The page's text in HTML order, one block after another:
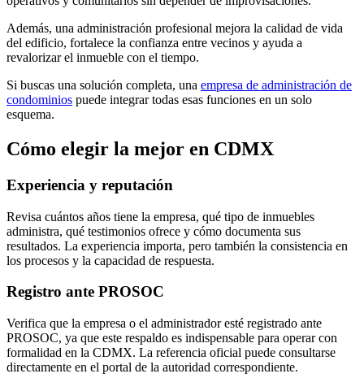
Además, una administración profesional mejora la calidad de vida
del edificio, fortalece la confianza entre vecinos y ayuda a
revalorizar el inmueble con el tiempo.
Si buscas una solución completa, una empresa de administración de
condominios puede integrar todas esas funciones en un solo
esquema.
Cómo elegir la mejor en CDMX
Experiencia y reputación
Revisa cuántos años tiene la empresa, qué tipo de inmuebles
administra, qué testimonios ofrece y cómo documenta sus
resultados. La experiencia importa, pero también la consistencia en
los procesos y la capacidad de respuesta.
Registro ante PROSOC
Verifica que la empresa o el administrador esté registrado ante
PROSOC, ya que este respaldo es indispensable para operar con
formalidad en la CDMX. La referencia oficial puede consultarse
directamente en el portal de la autoridad correspondiente.